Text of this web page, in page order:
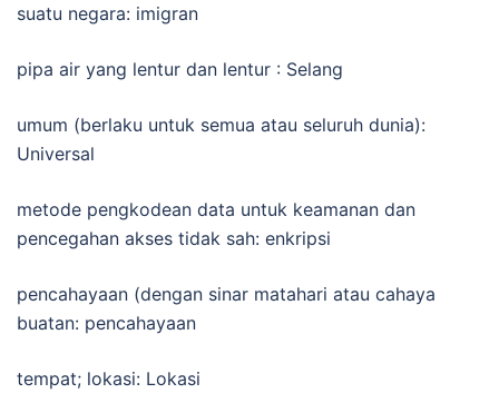
suatu negara: imigran
pipa air yang lentur dan lentur : Selang
umum (berlaku untuk semua atau seluruh dunia):
Universal
metode pengkodean data untuk keamanan dan
pencegahan akses tidak sah: enkripsi
pencahayaan (dengan sinar matahari atau cahaya
buatan: pencahayaan
tempat; lokasi: Lokasi